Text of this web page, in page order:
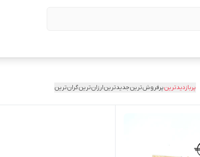
پربازدیدترینپرفروش‌ترینجدیدترینارزان‌ترینگران‌ترین